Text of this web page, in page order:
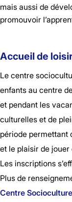
mais aussi de
promouvoir
Accueil de
Le centre
enfants au centre
et pendant les
culturelles et de
période permettant
et le plaisir de jouer
Les inscriptions
Plus de
Centre